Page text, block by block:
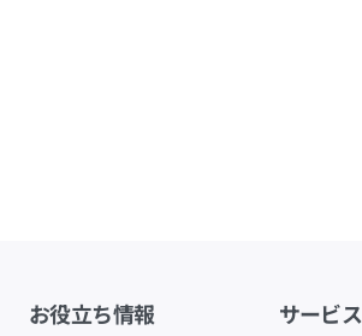
お役立ち情報 サービス